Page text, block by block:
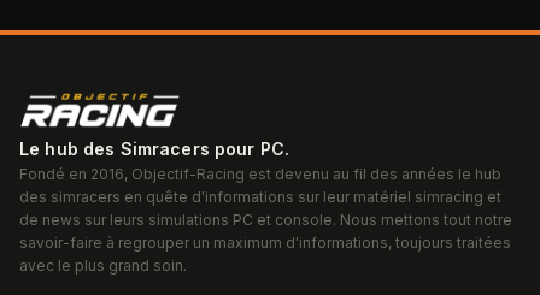
Le hub des Simracers pour PC.
Fondé en 2016, Objectif-Racing est devenu au fil des années le hub
des simracers en quête d'informations sur leur matériel simracing et
de news sur leurs simulations PC et console. Nous mettons tout notre
savoir-faire à regrouper un maximum d'informations, toujours traitées
avec le plus grand soin.